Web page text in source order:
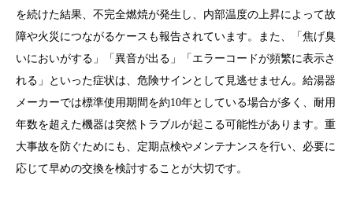
を続けた結果、不完全燃焼が発生し、内部温度の上昇によって故
障や火災につながるケースも報告されています。また、「焦げ臭
いにおいがする」「異音が出る」「エラーコードが頻繁に表示さ
れる」といった症状は、危険サインとして見逃せません。給湯器
メーカーでは標準使用期間を約10年としている場合が多く、耐用
年数を超えた機器は突然トラブルが起こる可能性があります。重
大事故を防ぐためにも、定期点検やメンテナンスを行い、必要に
応じて早めの交換を検討することが大切です。